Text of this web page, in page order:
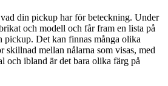
din pickup har för beteckning. Under
och modell och får fram en lista på
pickup. Det kan finnas många olika
skillnad mellan nålarna som visas, med
och ibland är det bara olika färg på